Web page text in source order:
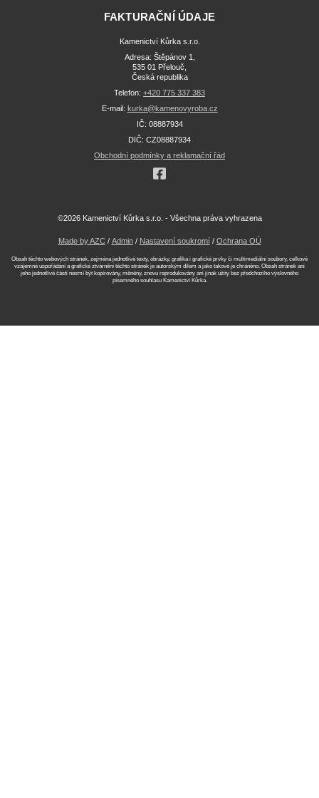
FAKTURAČNÍ ÚDAJE
Kamenictví Kůrka s.r.o.
Adresa: Štěpánov 1,
535 01 Přelouč,
Česká republika
Telefon: +420 775 337 383
E-mail: kurka@kamenovyroba.cz
IČ: 08887934
DIČ: CZ08887934
Obchodní podmínky a reklamační řád
©2026 Kamenictví Kůrka s.r.o. - Všechna práva vyhrazena
Made by AZC/ Admin/ Nastavení soukromí / Ochrana OÚ
Obsah těchto webových stránek, zejména jednotlivé texty, obrázky, grafika i grafické prvky či multimediální soubory, celkové
vzájemné uspořádání a grafické ztvárnění těchto stránek je autorským dílem a jako takové je chráněno. Obsah stránek ani
jeho jednotlivé části nesmí být kopírovány, měněny, znovu reprodukovány ani jinak užity bez předchozího výslovného
písemného souhlasu Kamenictví Kůrka.